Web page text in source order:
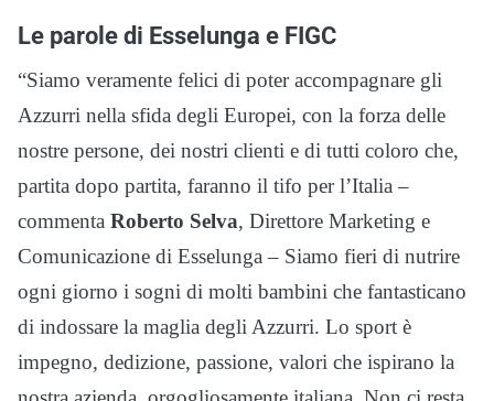
Le parole di Esselunga e FIGC
“Siamo veramente felici di poter accompagnare gli
Azzurri nella sfida degli Europei, con la forza delle
nostre persone, dei nostri clienti e di tutti coloro che,
partita dopo partita, faranno il tifo per l’Italia –
commenta Roberto Selva, Direttore Marketing e
Comunicazione di Esselunga – Siamo fieri di nutrire
ogni giorno i sogni di molti bambini che fantasticano
di indossare la maglia degli Azzurri. Lo sport è
impegno, dedizione, passione, valori che ispirano la